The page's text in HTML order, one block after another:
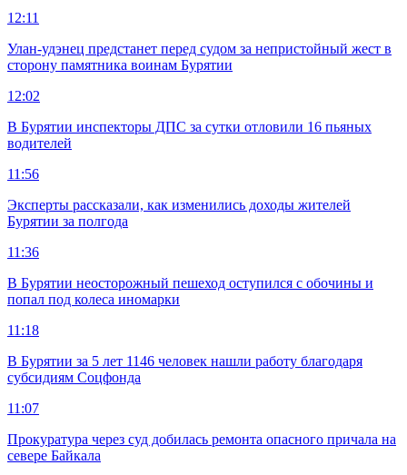
12:11
Улан-удэнец предстанет перед судом за непристойный жест в
сторону памятника воинам Бурятии
12:02
В Бурятии инспекторы ДПС за сутки отловили 16 пьяных
водителей
11:56
Эксперты рассказали, как изменились доходы жителей
Бурятии за полгода
11:36
В Бурятии неосторожный пешеход оступился с обочины и
попал под колеса иномарки
11:18
В Бурятии за 5 лет 1146 человек нашли работу благодаря
субсидиям Соцфонда
11:07
Прокуратура через суд добилась ремонта опасного причала на
севере Байкала